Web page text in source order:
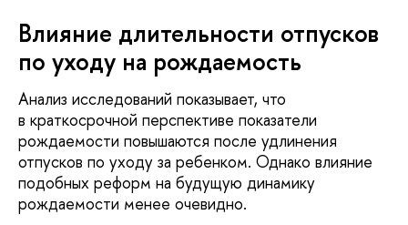
Влияние длительности отпусков
по уходу на рождаемость
Анализ исследований показывает, что
в краткосрочной перспективе показатели
рождаемости повышаются после удлинения
отпусков по уходу за ребенком. Однако влияние
подобных реформ на будущую динамику
рождаемости менее очевидно.